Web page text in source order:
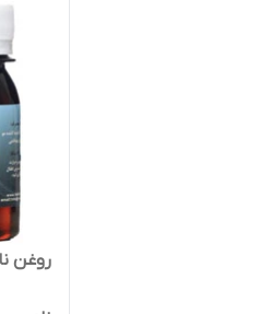
روغن نارگیل 60